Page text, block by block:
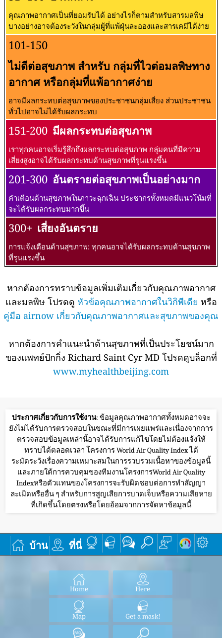
คุณภาพอากาศเป็นที่ยอมรับได้ อย่างไรก็ตามสำหรับสารมลพิษ
บางอย่างอาจต้องระวังในกลุ่มผู้ที่แพ้ฝุ่นละอองและสารเคมีได้ง่าย
101-150
ไม่ดีต่อสุขภาพ สำหรับ กลุ่มที่ไวต่อมลพิษทาง
อากาศ หรือกลุ่มที่แพ้อากาศง่าย
อาจมีผลกระทบต่อสุขภาพของประชาชนกลุ่มเสี่ยง ส่วนประชาชน
ทั่วไปอาจไม่ได้รับผลกระทบ
151-200 มีผลกระทบต่อสุขภาพ
เราทุกคนอาจเริ่มรู้สึกถึงผลกระทบต่อสุขภาพ กลุ่มคนที่มีความ
เสี่ยงสูงอาจได้รับผลกระทบด้านสุขภาพที่รุนแรงขึ้น
201-300 อันตรายต่อสุขภาพเป็นอย่างมาก
คำเตือนด้านสุขภาพในภาวะฉุกเฉิน ประชากรทั้งหมดมีแนวโน้มที่
จะได้รับผลกระทบมากขึ้น
300+ เสี่ยงอันตราย
การแจ้งเตือนด้านสุขภาพ: ทุกคนอาจได้รับผลกระทบด้านสุขภาพ
ที่รุนแรงขึ้น
หากต้องการทราบข้อมูลเพิ่มเติมเกี่ยวกับคุณภาพอากาศ
และมลพิษ โปรดดู หัวข้อคุณภาพอากาศในวิกิพีเดีย หรือ
คู่มือ airnow เกี่ยวกับคุณภาพอากาศและสุขภาพของคุณ
หากต้องการคำแนะนำด้านสุขภาพที่เป็นประโยชน์มาก
ของแพทย์ปักกิ่ง Richard Saint Cyr MD โปรดดูบล็อกที่
www.myhealthbeijing.com
ประกาศเกี่ยวกับการใช้งาน: ข้อมูลคุณภาพอากาศทั้งหมดอาจจะ
ยังไม่ได้รับการตรวจสอบในขณะที่มีการเผยแพร่และเนื่องจากการ
ตรวจสอบข้อมูลเหล่านี้อาจได้รับการแก้ไขโดยไม่ต้องแจ้งให้
ทราบได้ตลอดเวลา โครงการ World Air Quality Index ได้
ระมัดระวังเรื่องความเหมาะสมในการรวบรวมเนื้อหาของข้อมูลนี้
และภายใต้การควบคุมของทีมงานโครงการWorld Air Quality
Indexหรือตัวแทนของโครงการจะรับผิดชอบต่อการทำสัญญา
ละเมิดหรืออื่น ๆ สำหรับการสูญเสียการบาดเจ็บหรือความเสียหาย
ที่เกิดขึ้นโดยตรงหรือโดยอ้อมจากการจัดหาข้อมูลนี้
บ้าน ที่นี่
Home Here
Map Get a mask!